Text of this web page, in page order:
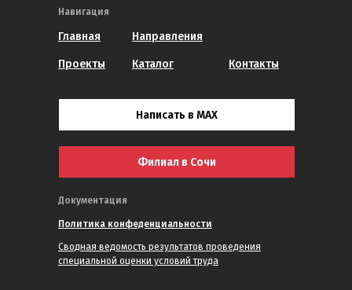
Главная
Политика конфеденциальности
Навигация
Документация
Направления
Каталог Контакты
Сводная ведомость результатов проведения
специальной оценки условий труда
Проекты
Написать в MAX
Филиал в Сочи